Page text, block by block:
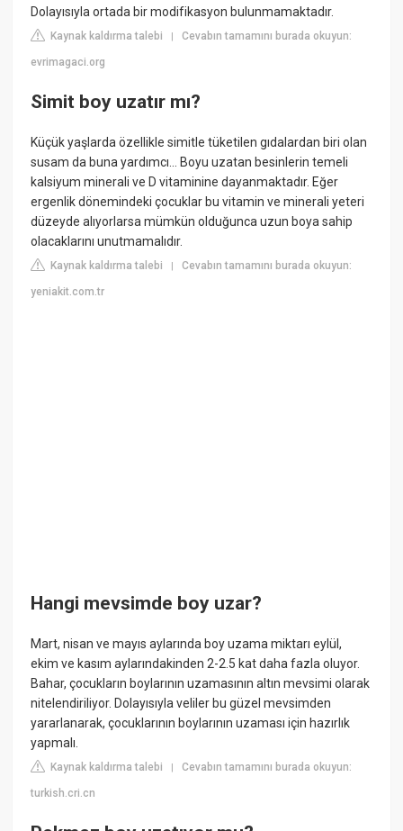
Dolayısıyla ortada bir modifikasyon bulunmamaktadır.
Kaynak kaldırma talebi |Cevabın tamamını burada okuyun:
evrimagaci.org
Simit boy uzatır mı?
Küçük yaşlarda özellikle simitle tüketilen gıdalardan biri olan
susam da buna yardımcı… Boyu uzatan besinlerin temeli
kalsiyum minerali ve D vitaminine dayanmaktadır. Eğer
ergenlik dönemindeki çocuklar bu vitamin ve minerali yeteri
düzeyde alıyorlarsa mümkün olduğunca uzun boya sahip
olacaklarını unutmamalıdır.
Kaynak kaldırma talebi |Cevabın tamamını burada okuyun:
yeniakit.com.tr
Hangi mevsimde boy uzar?
Mart, nisan ve mayıs aylarında boy uzama miktarı eylül,
ekim ve kasım aylarındakinden 2-2.5 kat daha fazla oluyor.
Bahar, çocukların boylarının uzamasının altın mevsimi olarak
nitelendiriliyor. Dolayısıyla veliler bu güzel mevsimden
yararlanarak, çocuklarının boylarının uzaması için hazırlık
yapmalı.
Kaynak kaldırma talebi |Cevabın tamamını burada okuyun:
turkish.cri.cn